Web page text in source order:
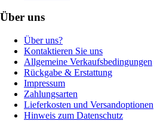
Über uns
Über uns?
Kontaktieren Sie uns
Allgemeine Verkaufsbedingungen
Rückgabe & Erstattung
Impressum
Zahlungsarten
Lieferkosten und Versandoptionen
Hinweis zum Datenschutz